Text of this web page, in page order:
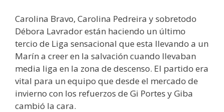
Carolina Bravo, Carolina Pedreira y sobretodo
Débora Lavrador están haciendo un último
tercio de Liga sensacional que esta llevando a un
Marín a creer en la salvación cuando llevaban
media liga en la zona de descenso. El partido era
vital para un equipo que desde el mercado de
invierno con los refuerzos de Gi Portes y Giba
cambió la cara.